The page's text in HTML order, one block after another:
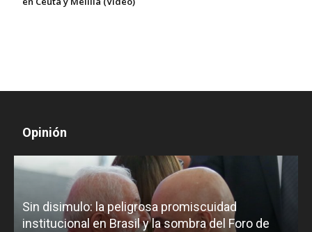
Opinión
Sin disimulo: la peligrosa promiscuidad
institucional en Brasil y la sombra del Foro de